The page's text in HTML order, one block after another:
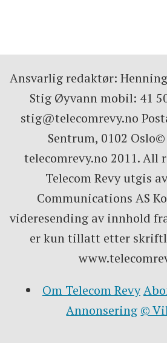
Ansvarlig redaktør:
Stig Øyvann mobil: 41
stig@telecomrevy.no
Sentrum, 0102
telecomrevy.no 2011. All
Telecom Revy utgis
Communications AS
videresending av innhold
er kun tillatt etter
Om Telecom Revy
Annonsering ©